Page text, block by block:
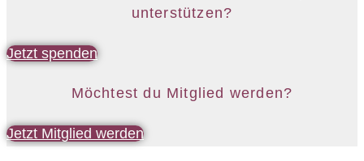
unterstützen?
Jetzt spenden
Möchtest du Mitglied werden?
Jetzt Mitglied werden